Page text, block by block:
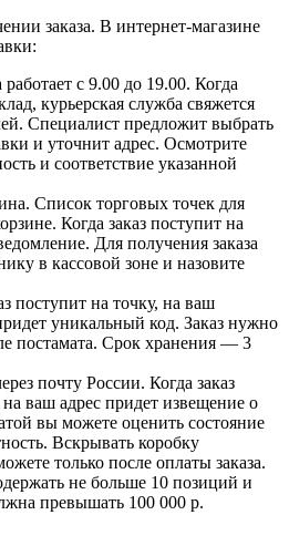
заказа. В интернет-магазине
работает с 9.00 до 19.00. Когда
курьерская служба свяжется
Специалист предложит выбрать
и уточнит адрес. Осмотрите
и соответствие указанной
Список торговых точек для
Когда заказ поступит на
Для получения заказа
в кассовой зоне и назовите
поступит на точку, на ваш
уникальный код. Заказ нужно
постамата. Срок хранения — 3
почту России. Когда заказ
ваш адрес придет извещение о
вы можете оценить состояние
Вскрывать коробку
только после оплаты заказа.
не больше 10 позиций и
превышать 100 000 р.